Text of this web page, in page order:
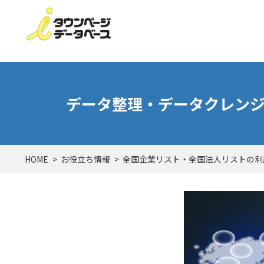
HOME お役立ち情報 全国企業リスト・全国法人リストの
データ整理・データクレン